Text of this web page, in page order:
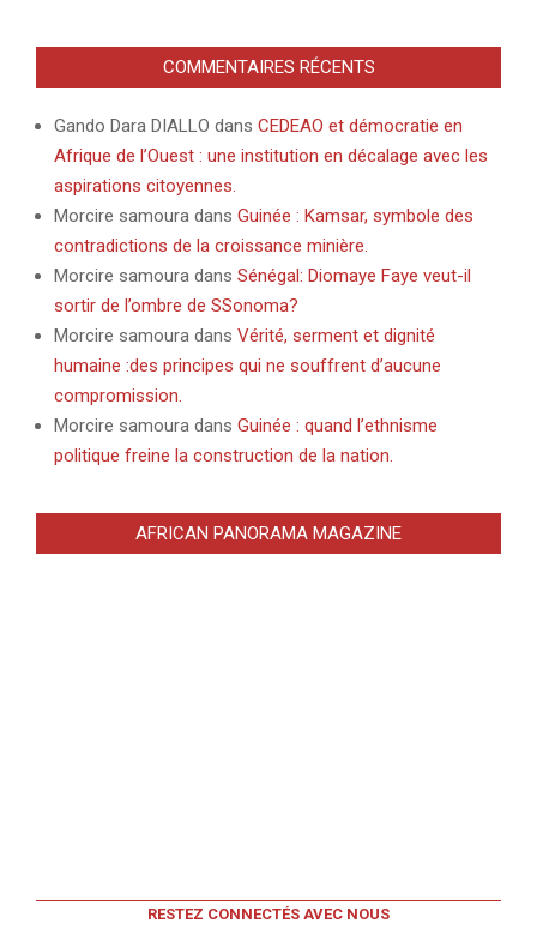
COMMENTAIRES RÉCENTS
Gando Dara DIALLO dans CEDEAO et démocratie en
Afrique de l’Ouest : une institution en décalage avec les
aspirations citoyennes.
Morcire samoura dans Guinée : Kamsar, symbole des
contradictions de la croissance minière.
Morcire samoura dans Sénégal: Diomaye Faye veut-il
sortir de l’ombre de SSonoma?
Morcire samoura dans Vérité, serment et dignité
humaine :des principes qui ne souffrent d’aucune
compromission.
Morcire samoura dans Guinée : quand l’ethnisme
politique freine la construction de la nation.
AFRICAN PANORAMA MAGAZINE
RESTEZ CONNECTÉS AVEC NOUS